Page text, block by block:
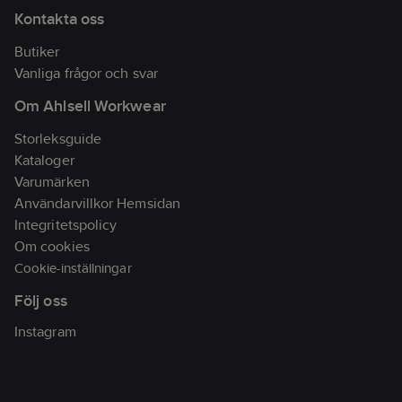
Kontakta oss
Butiker
Vanliga frågor och svar
Om Ahlsell Workwear
Storleksguide
Kataloger
Varumärken
Användarvillkor Hemsidan
Integritetspolicy
Om cookies
Cookie-inställningar
Följ oss
Instagram